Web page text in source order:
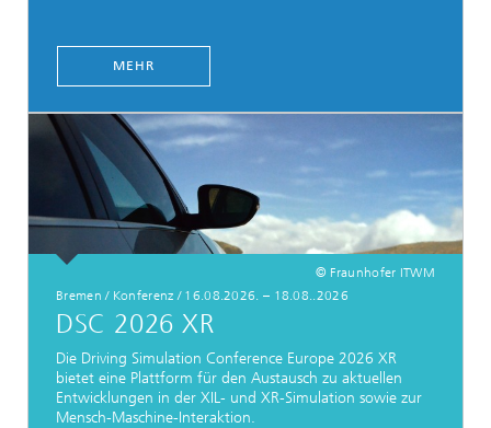
MEHR
© Fraunhofer ITWM
Bremen / Konferenz / 16.08.2026. – 18.08..2026
DSC 2026 XR
Die Driving Simulation Conference Europe 2026 XR
bietet eine Plattform für den Austausch zu aktuellen
Entwicklungen in der XIL- und XR-Simulation sowie zur
Mensch-Maschine-Interaktion.